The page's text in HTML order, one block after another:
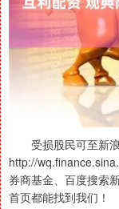
受损股民可至新浪
http://
券商基金、百度搜索
首页都能找到我们！